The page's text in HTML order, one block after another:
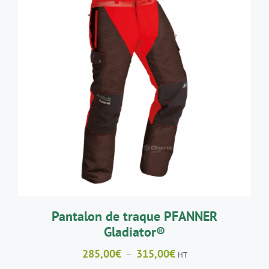
CHOIX DES OPTIONSCE
PRODUIT
A
PLUSIEURS
VARIATIONS.
OPTIONS
PEUVENT
ÊTRE
LA
PAGE
DU
PRODUIT
/ DÉTAILS
Pantalon de traque PFANNER
Gladiator®
285,00€ – 315,00€Plage
HT